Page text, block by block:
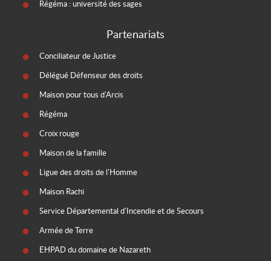
Régéma : université des sages
Partenariats
Conciliateur de Justice
Délégué Défenseur des droits
Maison pour tous d'Arcis
Régéma
Croix rouge
Maison de la famille
Ligue des droits de l'Homme
Maison Rachi
Service Départemental d'Incendie et de Secours
Armée de Terre
EHPAD du domaine de Nazareth